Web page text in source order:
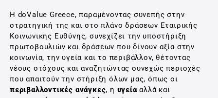
Η doValue Greece, παραμένοντας συνεπής στην
στρατηγική της και στο πλάνο δράσεων Εταιρικής
Κοινωνικής Ευθύνης, συνεχίζει την υποστήριξη
πρωτοβουλιών και δράσεων που δίνουν αξία στην
κοινωνία, την υγεία και το περιβάλλον, θέτοντας
νέους στόχους και αναζητώντας συνεχώς περιοχές
που απαιτούν την στήριξη όλων μας, όπως οι
περιβαλλοντικές ανάγκες, η υγείααλλά και